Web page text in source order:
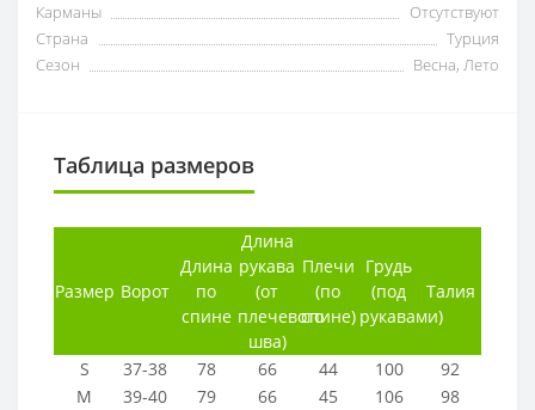
Карманы
Отсутствуют
Страна
Турция
Сезон
Весна, Лето
Таблица размеров
Размер Ворот
Длина
по
спине
Длина
рукава
(от
плечевого
шва)
Плечи
(по
спине)
Грудь
(под
рукавами)
Талия
S 37-38 78 66 44 100
92
M
39-40 79 66 45 106
98